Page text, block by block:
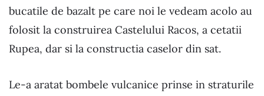
bucatile de bazalt pe care noi le vedeam acolo au
folosit la construirea Castelului Racos, a cetatii
Rupea, dar si la constructia caselor din sat.
Le-a aratat bombele vulcanice prinse in straturile